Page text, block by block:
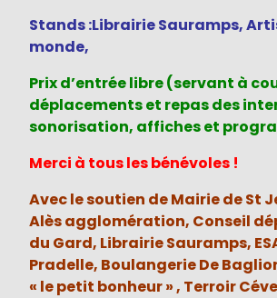
Stands :Librairie Sauramps,
monde,
Prix d’entrée libre (servant à
déplacements et repas des
sonorisation, affiches et
Merci à tous les bénévoles !
Avec le soutien de Mairie de St
Alès agglomération, Conseil
du Gard, Librairie Sauramps,
Pradelle, Boulangerie De
« le petit bonheur » , Terroir